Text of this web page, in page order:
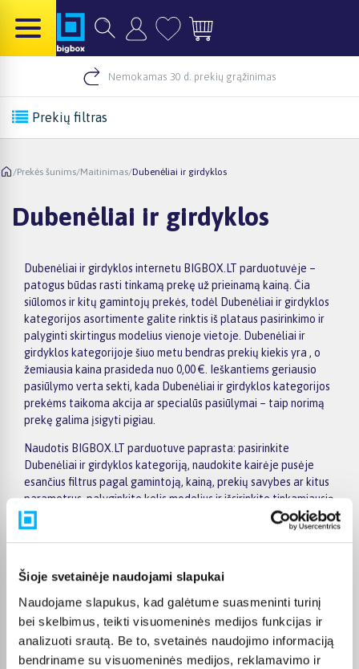
Šioje svetainėje naudojami slapukai
Naudojame slapukus, kad galėtume suasmeninti turinį
bei skelbimus, teikti visuomeninės medijos funkcijas ir
analizuoti srautą. Be to, svetainės naudojimo informaciją
bendriname su visuomeninės medijos, reklamavimo ir
Nemokamas 30 d. prekių grąžinimas
Prekių filtras
/Prekės šunims/Maitinimas/Dubenėliai ir girdyklos
Dubenėliai ir girdyklos
Dubenėliai ir girdyklos internetu BIGBOX.LT parduotuvėje –
patogus būdas rasti tinkamą prekę už prieinamą kainą. Čia
siūlomos ir kitų gamintojų prekės, todėl Dubenėliai ir girdyklos
kategorijos asortimente galite rinktis iš plataus pasirinkimo ir
palyginti skirtingus modelius vienoje vietoje. Dubenėliai ir
girdyklos kategorijoje šiuo metu bendras prekių kiekis yra , o
žemiausia kaina prasideda nuo 0,00 €. Ieškantiems geriausio
pasiūlymo verta sekti, kada Dubenėliai ir girdyklos kategorijos
prekėms taikoma akcija ar specialūs pasiūlymai – taip norimą
prekę galima įsigyti pigiau.
Naudotis BIGBOX.LT parduotuve paprasta: pasirinkite
Dubenėliai ir girdyklos kategoriją, naudokite kairėje pusėje
esančius filtrus pagal gamintoją, kainą, prekių savybes ar kitus
parametrus, palyginkite kelis modelius ir išsirinkite tinkamiausią
variantą. Prekių sąraše ir prekės puslapyje pateikiama
svarbiausia informacija, todėl galite greitai įvertinti techninius
patogiai apsipirkti internetu, neskubant ir palyginant skirtingus
Dubenėliai ir girdyklos kategorijoje esančius pasiūlymus.
Visoms prekėms nuo 150 Eur taikomas nemokamas 24 mėnesių
lizingas, todėl norimas prekes galima įsigyti išsimokėtinai.
Pristatymas visoje Lietuvoje į paštomatus kainuoja nuo 2,29 €,
o užsakymams nuo 499 € pristatymas į paštomatą nemokamas;